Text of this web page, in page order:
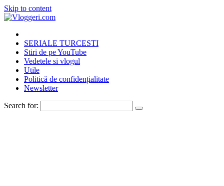
Skip to content
SERIALE TURCESTI
Stiri de pe YouTube
Vedetele si vlogul
Utile
Politică de confidențialitate
Newsletter
Search for: